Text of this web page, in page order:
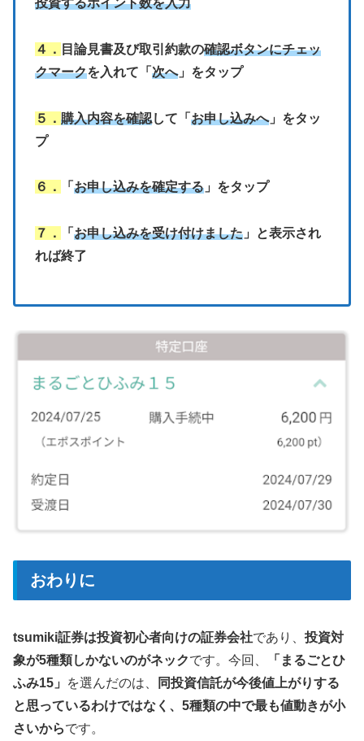
投資するポイント数を入力
４． 目論見書及び取引約款の確認ボタンにチェッ
クマークを入れて「 次へ」をタップ
５． 購入内容を確認して「 お申し込みへ」をタッ
プ
６． 「 お申し込みを確定する 」をタップ
７． 「 お申し込みを受け付けました 」と表示され
れば終了
おわりに
tsumiki証券は投資初心者向けの証券会社であり、 投資対
象が5種類しかないのがネックです。今回、
「まるごとひ
ふみ15」
を選んだのは、
同投資信託が今後値上がりする
と思っているわけではなく、5種類の中で最も値動きが小
さいからです。